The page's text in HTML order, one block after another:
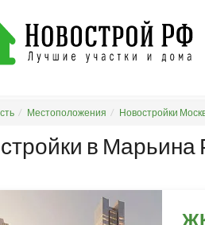
Местоположения Новостройки
в